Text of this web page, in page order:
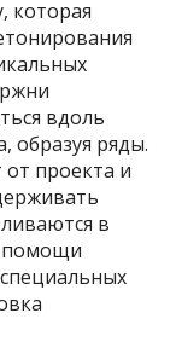
которая
вдоль
образуя ряды.
от проекта и
в
помощи